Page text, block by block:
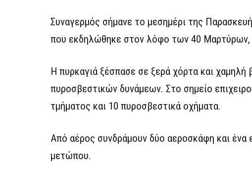
Συναγερμός σήμανε το μεσημέρι της
που εκδηλώθηκε στον λόφο των 40 Μαρτύρων,
Η πυρκαγιά ξέσπασε σε ξερά χόρτα και
πυροσβεστικών δυνάμεων. Στο σημείο
τμήματος και 10 πυροσβεστικά οχήματα.
Από αέρος συνδράμουν δύο αεροσκάφη και ένα
μετώπου.